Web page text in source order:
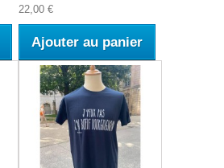
22,00 €
Ajouter au panier